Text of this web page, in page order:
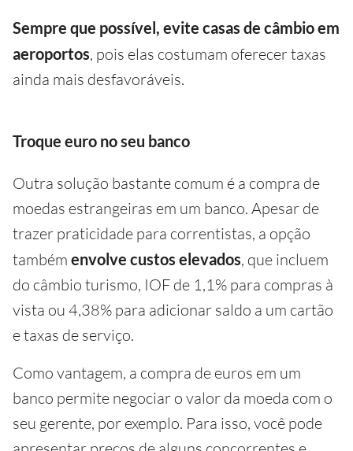
Sempre que possível, evite casas de câmbio em
aeroportos, pois elas costumam oferecer taxas
ainda mais desfavoráveis.
Troque euro no seu banco
Outra solução bastante comum é a compra de
moedas estrangeiras em um banco. Apesar de
trazer praticidade para correntistas, a opção
também envolve custos elevados, que incluem
do câmbio turismo, IOF de 1,1% para compras à
vista ou 4,38% para adicionar saldo a um cartão
e taxas de serviço.
Como vantagem, a compra de euros em um
banco permite negociar o valor da moeda com o
seu gerente, por exemplo. Para isso, você pode